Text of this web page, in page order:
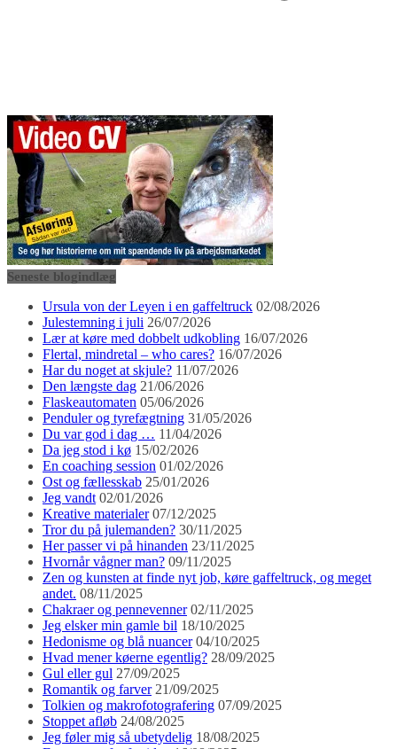
Seneste blogindlæg
Ursula von der Leyen i en gaffeltruck 02/08/2026
Julestemning i juli 26/07/2026
Lær at køre med dobbelt udkobling 16/07/2026
Flertal, mindretal – who cares? 16/07/2026
Har du noget at skjule? 11/07/2026
Den længste dag 21/06/2026
Flaskeautomaten 05/06/2026
Penduler og tyrefægtning 31/05/2026
Du var god i dag … 11/04/2026
Da jeg stod i kø 15/02/2026
En coaching session 01/02/2026
Ost og fællesskab 25/01/2026
Jeg vandt 02/01/2026
Kreative materialer 07/12/2025
Tror du på julemanden? 30/11/2025
Her passer vi på hinanden 23/11/2025
Hvornår vågner man? 09/11/2025
Zen og kunsten at finde nyt job, køre gaffeltruck, og meget
andet. 08/11/2025
Chakraer og pennevenner 02/11/2025
Jeg elsker min gamle bil 18/10/2025
Hedonisme og blå nuancer 04/10/2025
Hvad mener køerne egentlig? 28/09/2025
Gul eller gul 27/09/2025
Romantik og farver 21/09/2025
Tolkien og makrofotografering 07/09/2025
Stoppet afløb 24/08/2025
Jeg føler mig så ubetydelig 18/08/2025